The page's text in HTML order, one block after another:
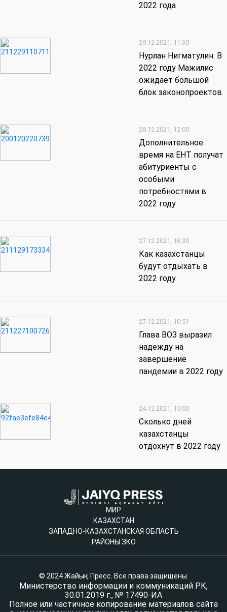
2022 года
29.12.2021, 11:30
Нурлан Нигматулин: В
2022 году Мажилис
ожидает большой
блок законопроектов
28.12.2021, 12:00
Дополнительное
время на ЕНТ получат
абитуриенты с
особыми
потребностями в
2022 году
27.12.2021, 16:30
Как казахстанцы
будут отдыхать в
2022 году
27.12.2021, 10:51
Глава ВОЗ выразил
надежду на
завершение
пандемии в 2022 году
24.12.2021, 15:00
Сколько дней
казахстанцы
отдохнут в 2022 году
МИР
КАЗАХСТАН
ЗАПАДНО-КАЗАХСТАНСКАЯ ОБЛАСТЬ
РАЙОНЫ ЗКО
© 2024 Жайық Пресс. Все права защищены.
Министерство информации и коммуникаций РК,
30.01.2019 г., № 17490-ИА
Полное или частичное копирование материалов сайта